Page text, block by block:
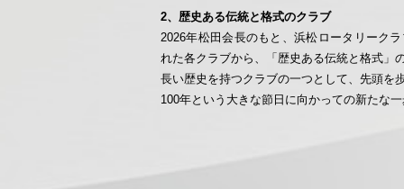
2、歴史ある伝統と格式のクラブ
2026年松田会長のもと、浜松ロータリーク
れた各クラブから、「歴史ある伝統と格式」
長い歴史を持つクラブの一つとして、先頭を
100年という大きな節日に向かっての新たな